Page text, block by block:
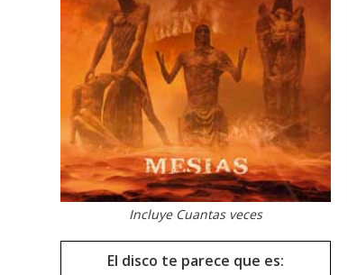
Incluye Cuantas veces
El disco te parece que es: